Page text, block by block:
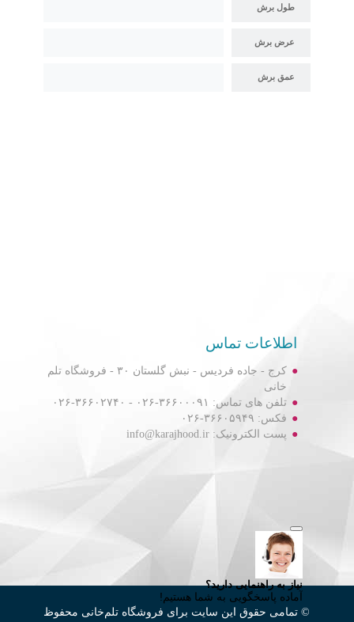
طول برش
عرض برش
عمق برش
اطلاعات تماس
کرج - جاده فردیس - نبش گلستان ۳۰ - فروشگاه تلم
خانی
تلفن های تماس: ۳۶۶۰۰۰۹۱-۰۲۶ - ۳۶۶۰۲۷۴۰-۰۲۶
فکس: ۳۶۶۰۵۹۴۹-۰۲۶
پست الکترونیک: info@karajhood.ir
© تمامی حقوق این سایت برای فروشگاه تلم‌خانی محفوظ